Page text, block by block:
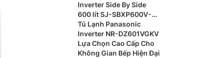
Inverter Side By Side
600 lít SJ-SBXP600V-
BK có gì nổi bật?
Tủ Lạnh Panasonic
Inverter NR-DZ601VGKV
Lựa Chọn Cao Cấp Cho
Không Gian Bếp Hiện Đại